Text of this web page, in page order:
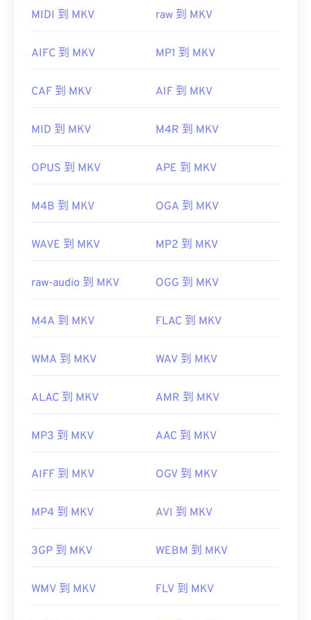
請注意，還有兩種檔案類型也使用 MOV 副檔名。它
戲相關。
首次發布：2001年
CH203-BBCGDDDF
這款媒體播放器相容於所有作業系統和平台。這一點
體播放器可能不支援它。
Ninite
Combined Community
開發者： Matroska
實用連結：
MIDI 到 MKV raw 到 MKV
AIFC 到 MKV MP1 到 MKV
CAF 到 MKV AIF 到 MKV
MID 到 MKV M4R 到 MKV
OPUS 到 MKV APE 到 MKV
M4B 到 MKV OGA 到 MKV
WAVE 到 MKV MP2 到 MKV
raw-audio 到 MKV OGG 到 MKV
M4A 到 MKV FLAC 到 MKV
WMA 到 MKV WAV 到 MKV
ALAC 到 MKV AMR 到 MKV
MP3 到 MKV AAC 到 MKV
AIFF 到 MKV OGV 到 MKV
MP4 到 MKV AVI 到 MKV
3GP 到 MKV WEBM 到 MKV
WMV 到 MKV FLV 到 MKV